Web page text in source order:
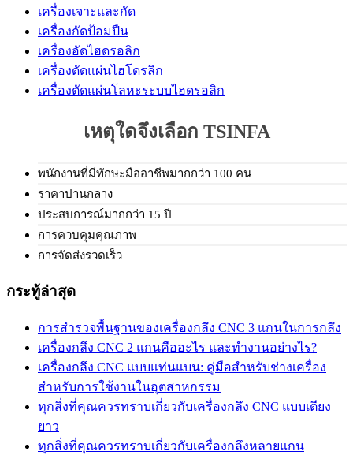
เครื่องเจาะและกัด
เครื่องกัดป้อมปืน
เครื่องอัดไฮดรอลิก
เครื่องดัดแผ่นไฮโดรลิก
เครื่องตัดแผ่นโลหะระบบไฮดรอลิก
เหตุใดจึงเลือก TSINFA
พนักงานที่มีทักษะมืออาชีพมากกว่า 100 คน
ราคาปานกลาง
ประสบการณ์มากกว่า 15 ปี
การควบคุมคุณภาพ
การจัดส่งรวดเร็ว
กระทู้ล่าสุด
การสำรวจพื้นฐานของเครื่องกลึง CNC 3 แกนในการกลึง
เครื่องกลึง CNC 2 แกนคืออะไร และทำงานอย่างไร?
เครื่องกลึง CNC แบบแท่นแบน: คู่มือสำหรับช่างเครื่อง
สำหรับการใช้งานในอุตสาหกรรม
ทุกสิ่งที่คุณควรทราบเกี่ยวกับเครื่องกลึง CNC แบบเตียง
ยาว
ทุกสิ่งที่คุณควรทราบเกี่ยวกับเครื่องกลึงหลายแกน